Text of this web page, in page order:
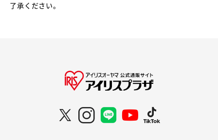
了承ください。